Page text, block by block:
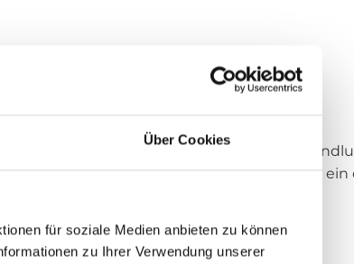
Über Cookies
für soziale Medien anbieten zu können
zu Ihrer Verwendung unserer
Fragen, Terminvereinbarungen und
Informationsbroschüren. Wir haben immer ein